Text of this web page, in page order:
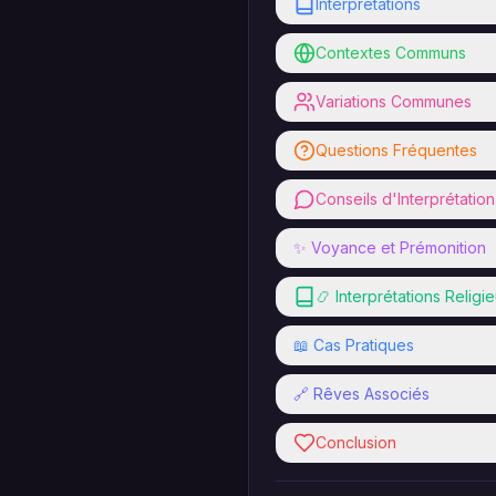
Interprétations
Contextes Communs
Variations Communes
Questions Fréquentes
Conseils d'Interprétation
✨ Voyance et Prémonition
📿 Interprétations
📖 Cas Pratiques
🔗 Rêves Associés
Conclusion